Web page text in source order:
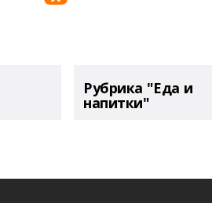
Рубрика "Еда и
напитки"